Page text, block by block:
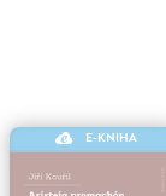
E-KNIHA